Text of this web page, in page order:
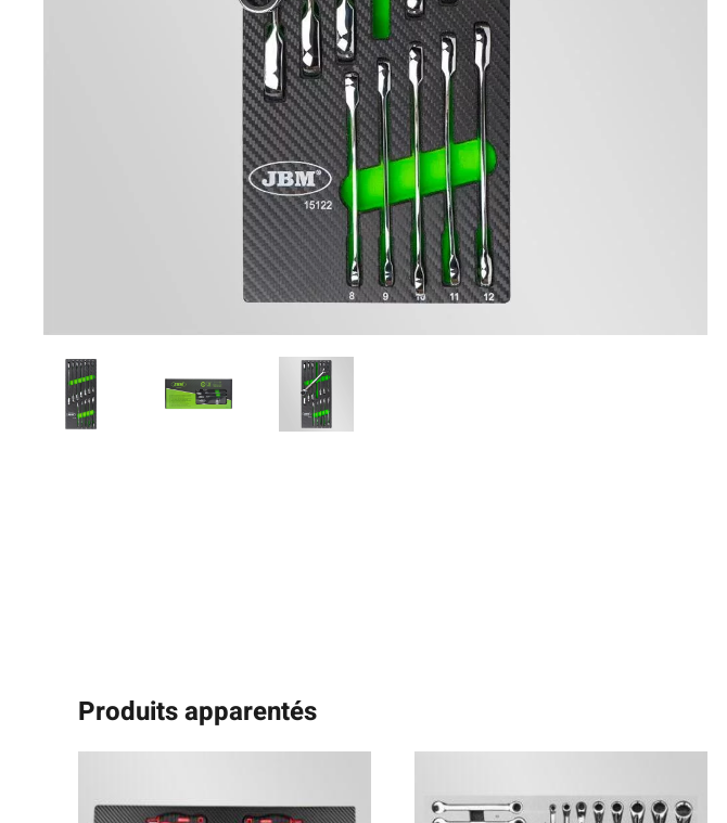
Produits apparentés